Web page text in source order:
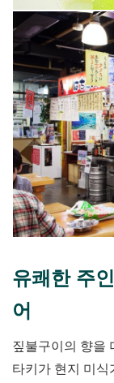
유쾌한 주
어
짚불구이의 향을
타키가 현지 미식